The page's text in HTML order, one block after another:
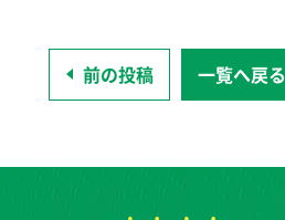
前の投稿 一覧へ戻る